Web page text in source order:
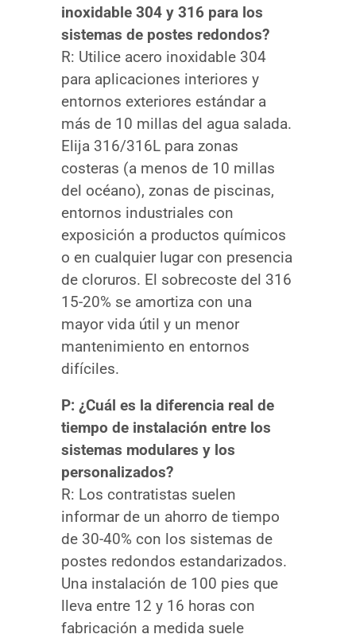
inoxidable 304 y 316 para los
sistemas de postes redondos?
R: Utilice acero inoxidable 304
para aplicaciones interiores y
entornos exteriores estándar a
más de 10 millas del agua salada.
Elija 316/316L para zonas
costeras (a menos de 10 millas
del océano), zonas de piscinas,
entornos industriales con
exposición a productos químicos
o en cualquier lugar con presencia
de cloruros. El sobrecoste del 316
15-20% se amortiza con una
mayor vida útil y un menor
mantenimiento en entornos
difíciles.
P: ¿Cuál es la diferencia real de
tiempo de instalación entre los
sistemas modulares y los
personalizados?
R: Los contratistas suelen
informar de un ahorro de tiempo
de 30-40% con los sistemas de
postes redondos estandarizados.
Una instalación de 100 pies que
lleva entre 12 y 16 horas con
fabricación a medida suele